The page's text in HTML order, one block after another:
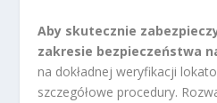
Aby skutecznie
zakresie bezpieczeństwa
na dokładnej weryfikacji
szczegółowe procedury.